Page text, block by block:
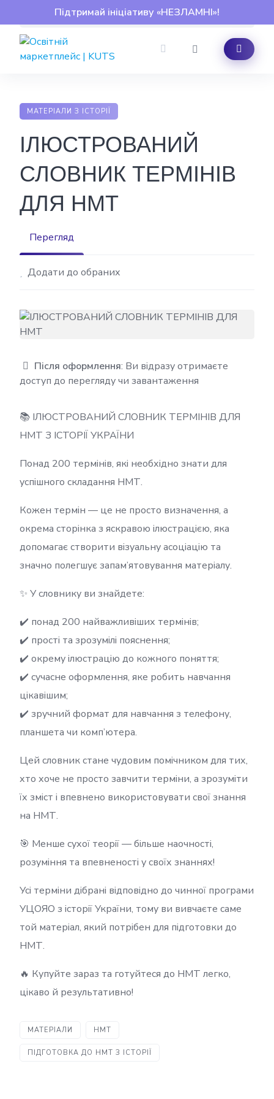
Підтримай ініціативу «НЕЗЛАМНІ»!
to
content
МАТЕРІАЛИ З ІСТОРІЇ
ІЛЮСТРОВАНИЙ
СЛОВНИК ТЕРМІНІВ
ДЛЯ НМТ
Перегляд
Додати до обраних
Після оформлення: Ви відразу отримаєте
доступ до перегляду чи завантаження
📚 ІЛЮСТРОВАНИЙ СЛОВНИК ТЕРМІНІВ ДЛЯ
НМТ З ІСТОРІЇ УКРАЇНИ
Понад 200 термінів, які необхідно знати для
успішного складання НМТ.
Кожен термін — це не просто визначення, а
окрема сторінка з яскравою ілюстрацією, яка
допомагає створити візуальну асоціацію та
значно полегшує запам’ятовування матеріалу.
✨ У словнику ви знайдете:
✔️ понад 200 найважливіших термінів;
✔️ прості та зрозумілі пояснення;
✔️ окрему ілюстрацію до кожного поняття;
✔️ сучасне оформлення, яке робить навчання
цікавішим;
✔️ зручний формат для навчання з телефону,
планшета чи комп’ютера.
Цей словник стане чудовим помічником для тих,
хто хоче не просто завчити терміни, а зрозуміти
їх зміст і впевнено використовувати свої знання
на НМТ.
🎯 Менше сухої теорії — більше наочності,
розуміння та впевненості у своїх знаннях!
Усі терміни дібрані відповідно до чинної програми
УЦОЯО з історії України, тому ви вивчаєте саме
той матеріал, який потрібен для підготовки до
НМТ.
🔥 Купуйте зараз та готуйтеся до НМТ легко,
цікаво й результативно!
МАТЕРІАЛИ НМТ
ПІДГОТОВКА ДО НМТ З ІСТОРІЇ